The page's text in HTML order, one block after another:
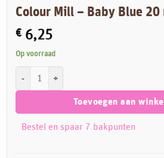
Colour Mill – Baby Blue 20
€ 6,25
Op voorraad
Toevoegen aan
Bestel en spaar 7 bakpunten